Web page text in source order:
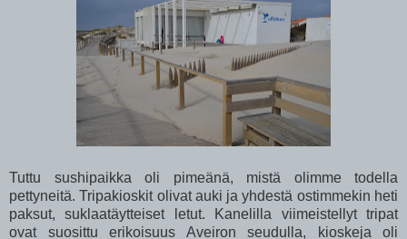
Tuttu sushipaikka oli pimeänä, mistä olimme todella
pettyneitä. Tripakioskit olivat auki ja yhdestä ostimmekin heti
paksut, suklaatäytteiset letut. Kanelilla viimeistellyt tripat
ovat suosittu erikoisuus Aveiron seudulla, kioskeja oli